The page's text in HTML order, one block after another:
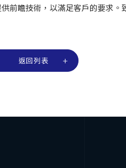
瞻技術，以滿足客戶的要求
返回列表